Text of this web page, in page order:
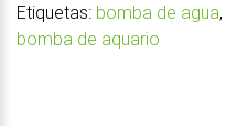
Etiquetas: bomba de agua,
bomba de aquario